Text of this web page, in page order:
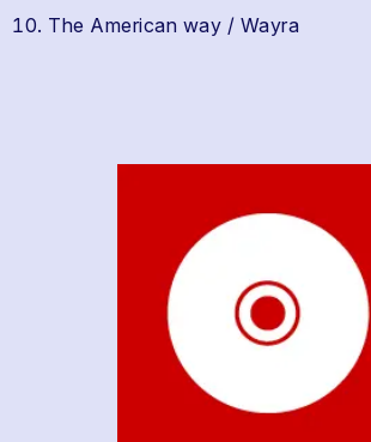
The American way / Wayra